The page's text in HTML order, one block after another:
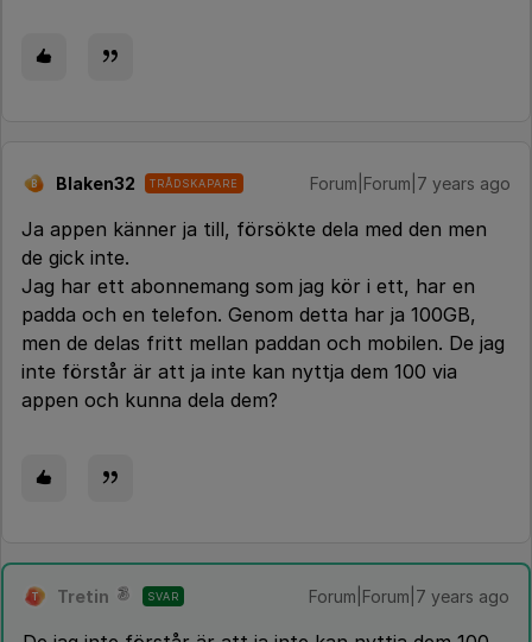
B Blaken32 TRÅDSKAPARE Forum|Forum|7 years ago
Ja appen känner ja till, försökte dela med den men
de gick inte.
Jag har ett abonnemang som jag kör i ett, har en
padda och en telefon. Genom detta har ja 100GB,
men de delas fritt mellan paddan och mobilen. De jag
inte förstår är att ja inte kan nyttja dem 100 via
appen och kunna dela dem?
T Tretin SVAR Forum|Forum|7 years ago